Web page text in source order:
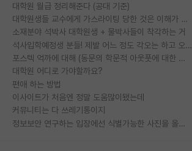
대학원 월급 정리해준다 (공대 기준)
대학원생들 교수에게 가스라이팅 당한 것은 이해가 갑니다. 안타깝네요.
소재분야 석박사 대학원생 + 물박사들이 착각하는 거
석사입학예정생 분들! 제발 어느 정도 각오는 하고 오세요.
포스텍 억까에 대해 (동문의 학문적 아웃풋에 대한 반박)
대학원 어디로 가야할까요?
편애 하는 방법
이사이트가 처음엔 정말 도움많이됐는데
커뮤니티는 다 쓰레기통이지
정보보안 연구하는 입장에선 식별가능한 사진을 올리는건 비추이긴함